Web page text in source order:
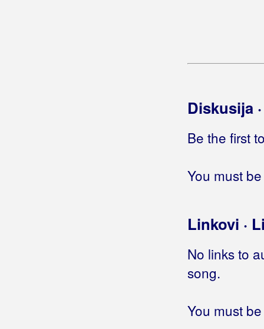
Diskusija
Be the first
You must
Linkovi ·
No links to
song.
You must